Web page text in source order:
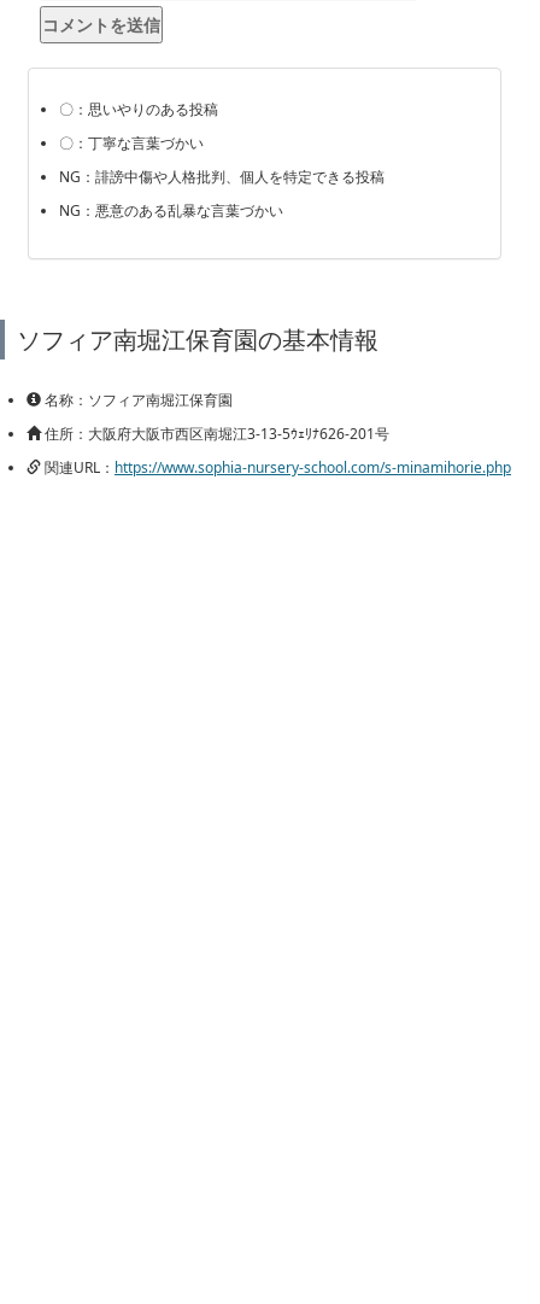
〇：思いやりのある投稿
〇：丁寧な言葉づかい
NG：誹謗中傷や人格批判、個人を特定できる投稿
NG：悪意のある乱暴な言葉づかい
ソフィア南堀江保育園の基本情報
名称：ソフィア南堀江保育園
住所：大阪府大阪市西区南堀江3-13-5ｳｪﾘﾅ626-201号
関連URL： https://www.sophia-nursery-school.com/s-minamihorie.php